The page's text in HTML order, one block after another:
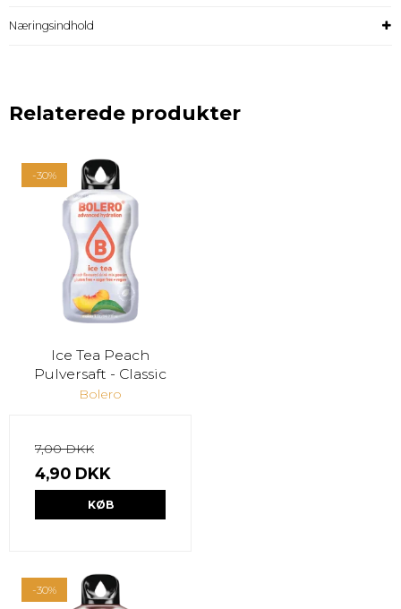
Næringsindhold
Relaterede produkter
-30%
Ice Tea Peach
Pulversaft - Classic
Bolero
7,00 DKK
4,90 DKK
KØB
-30%